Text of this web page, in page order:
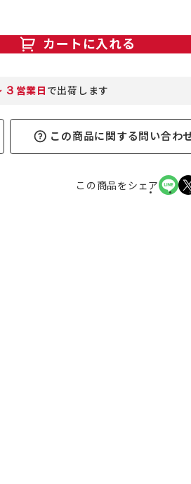
カートに入れる
３ 営業日 で出荷します
この商品に関する問い合わ
この商品をシェア